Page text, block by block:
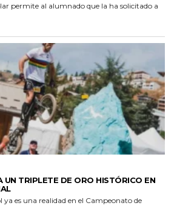
permite al alumnado que la ha solicitado a
UN TRIPLETE DE ORO HISTÓRICO EN
ya es una realidad en el Campeonato de